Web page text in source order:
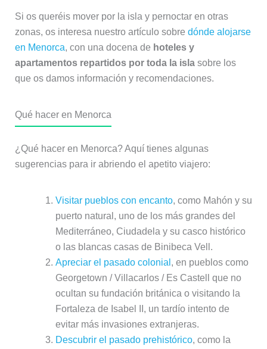
Si os queréis mover por la isla y pernoctar en otras
zonas, os interesa nuestro artículo sobre dónde alojarse
en Menorca, con una docena de hoteles y
apartamentos repartidos por toda la islasobre los
que os damos información y recomendaciones.
Qué hacer en Menorca
¿Qué hacer en Menorca? Aquí tienes algunas
sugerencias para ir abriendo el apetito viajero:
Visitar pueblos con encanto, como Mahón y su
puerto natural, uno de los más grandes del
Mediterráneo, Ciudadela y su casco histórico
o las blancas casas de Binibeca Vell.
Apreciar el pasado colonial , en pueblos como
Georgetown / Villacarlos / Es Castell que no
ocultan su fundación británica o visitando la
Fortaleza de Isabel II, un tardío intento de
evitar más invasiones extranjeras.
Descubrir el pasado prehistórico, como la